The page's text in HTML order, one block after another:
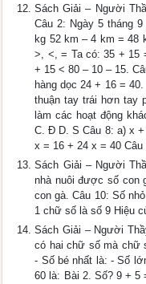
Sách Giải – Người
Câu 2: Ngày 5 tháng
kg 52 km – 4 km = 48
>, <, = Ta có: 35 + 15
+ 15 < 80 – 10 – 15.
hàng dọc 24 + 16 =
thuận tay trái hơn tay
làm các hoạt động
C. Đ D. S Câu 8: a) x
x = 16 + 24 x = 40
Sách Giải – Người
nhà nuôi được số con
con gà. Câu 10: Số
1 chữ số là số 9 Hiệu
Sách Giải – Người
có hai chữ số mà chữ
- Số bé nhất là: - Số
60 là: Bài 2. Số? 9 +